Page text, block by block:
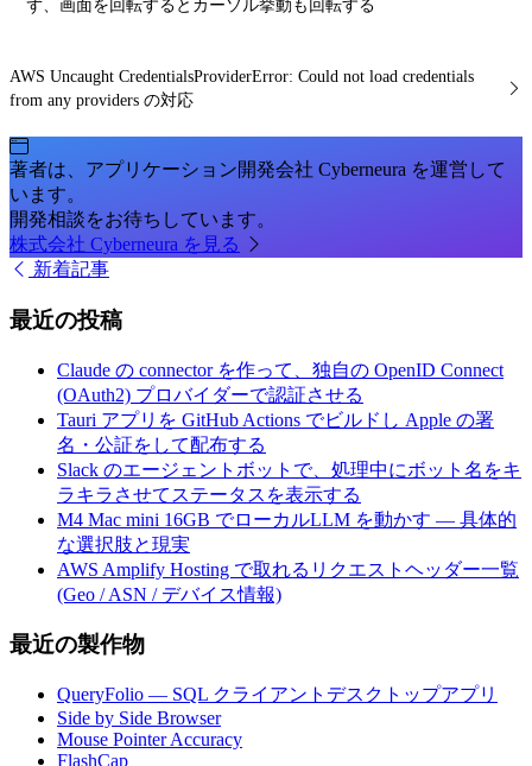
ず、画面を回転するとカーソル挙動も回転する
AWS Uncaught CredentialsProviderError: Could not load credentials
from any providers の対応
著者は、アプリケーション開発会社 Cyberneura を運営して
います。
開発相談をお待ちしています。
株式会社 Cyberneura を見る
新着記事
最近の投稿
Claude の connector を作って、独自の OpenID Connect
(OAuth2) プロバイダーで認証させる
Tauri アプリを GitHub Actions でビルドし Apple の署
名・公証をして配布する
Slack のエージェントボットで、処理中にボット名をキ
ラキラさせてステータスを表示する
M4 Mac mini 16GB でローカルLLM を動かす — 具体的
な選択肢と現実
AWS Amplify Hosting で取れるリクエストヘッダー一覧
(Geo / ASN / デバイス情報)
最近の製作物
QueryFolio — SQL クライアントデスクトップアプリ
Side by Side Browser
Mouse Pointer Accuracy
FlashCap